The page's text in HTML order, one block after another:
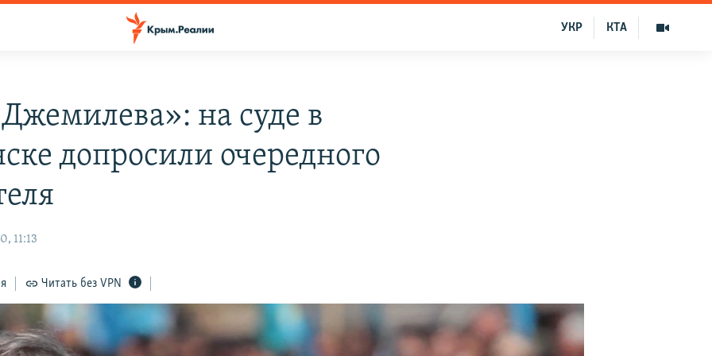
КТА
УКР
на суде в
допросили очередного
11:13
Читать без VPN